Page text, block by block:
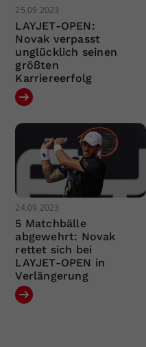
25.09.2023
LAYJET-OPEN:
Novak verpasst
unglücklich seinen
größten
Karriereerfolg
24.09.2023
5 Matchbälle
abgewehrt: Novak
rettet sich bei
LAYJET-OPEN in
Verlängerung